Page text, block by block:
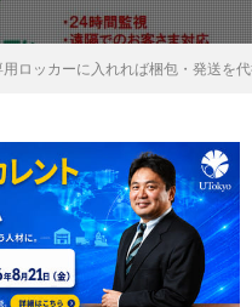
ロッカーに入れれば梱包・発送を